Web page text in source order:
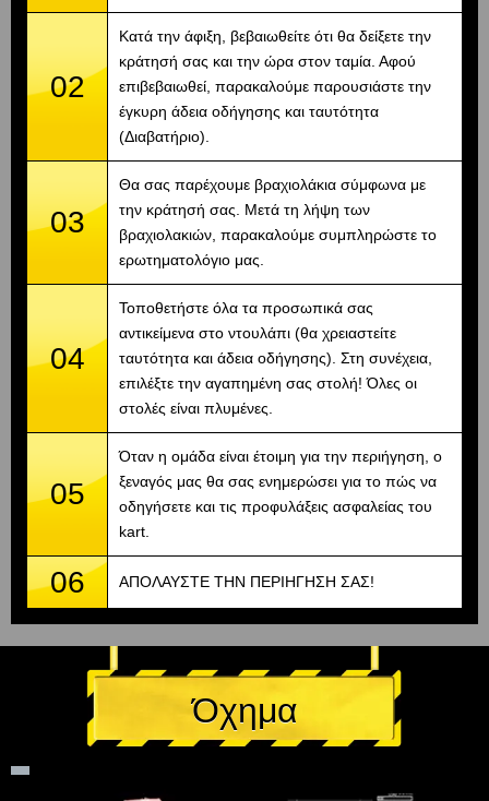
02
Κατά την άφιξη, βεβαιωθείτε ότι θα δείξετε την
κράτησή σας και την ώρα στον ταμία. Αφού
επιβεβαιωθεί, παρακαλούμε παρουσιάστε την
έγκυρη άδεια οδήγησης και ταυτότητα
(Διαβατήριο).
03
Θα σας παρέχουμε βραχιολάκια σύμφωνα με
την κράτησή σας. Μετά τη λήψη των
βραχιολακιών, παρακαλούμε συμπληρώστε το
ερωτηματολόγιο μας.
04
Τοποθετήστε όλα τα προσωπικά σας
αντικείμενα στο ντουλάπι (θα χρειαστείτε
ταυτότητα και άδεια οδήγησης). Στη συνέχεια,
επιλέξτε την αγαπημένη σας στολή! Όλες οι
στολές είναι πλυμένες.
05
Όταν η ομάδα είναι έτοιμη για την περιήγηση, ο
ξεναγός μας θα σας ενημερώσει για το πώς να
οδηγήσετε και τις προφυλάξεις ασφαλείας του
kart.
06 ΑΠΟΛΑΥΣΤΕ ΤΗΝ ΠΕΡΙΗΓΗΣΗ ΣΑΣ!
Όχημα